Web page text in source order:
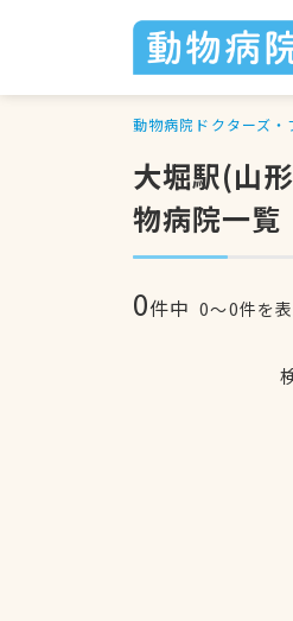
動物病院ドクターズ・
大堀駅(山
物病院一覧
0件中 0〜0件を